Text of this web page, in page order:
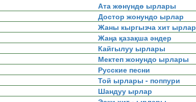
Ата жөнүндө ырлары
Достор жонундо ырлар
Жаны кыргызча хит ырлар
Жаңа қазақша әндер
Кайгылуу ырлары
Мектеп жонундо ырлары
Русские песни
Той ырлары - поппури
Шандуу ырлар